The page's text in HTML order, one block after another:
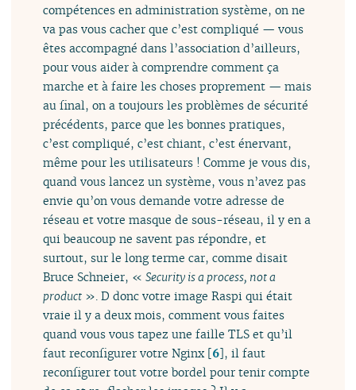
compétences en administration système, on ne
va pas vous cacher que c’est compliqué — vous
êtes accompagné dans l’association d’ailleurs,
pour vous aider à comprendre comment ça
marche et à faire les choses proprement — mais
au final, on a toujours les problèmes de sécurité
précédents, parce que les bonnes pratiques,
c’est compliqué, c’est chiant, c’est énervant,
même pour les utilisateurs ! Comme je vous dis,
quand vous lancez un système, vous n’avez pas
envie qu’on vous demande votre adresse de
réseau et votre masque de sous-réseau, il y en a
qui beaucoup ne savent pas répondre, et
surtout, sur le long terme car, comme disait
Bruce Schneier, «Security is a process, not a
product ». D donc votre image Raspi qui était
vraie il y a deux mois, comment vous faites
quand vous vous tapez une faille TLS et qu’il
faut reconfigurer votre Nginx[6], il faut
reconfigurer tout votre bordel pour tenir compte